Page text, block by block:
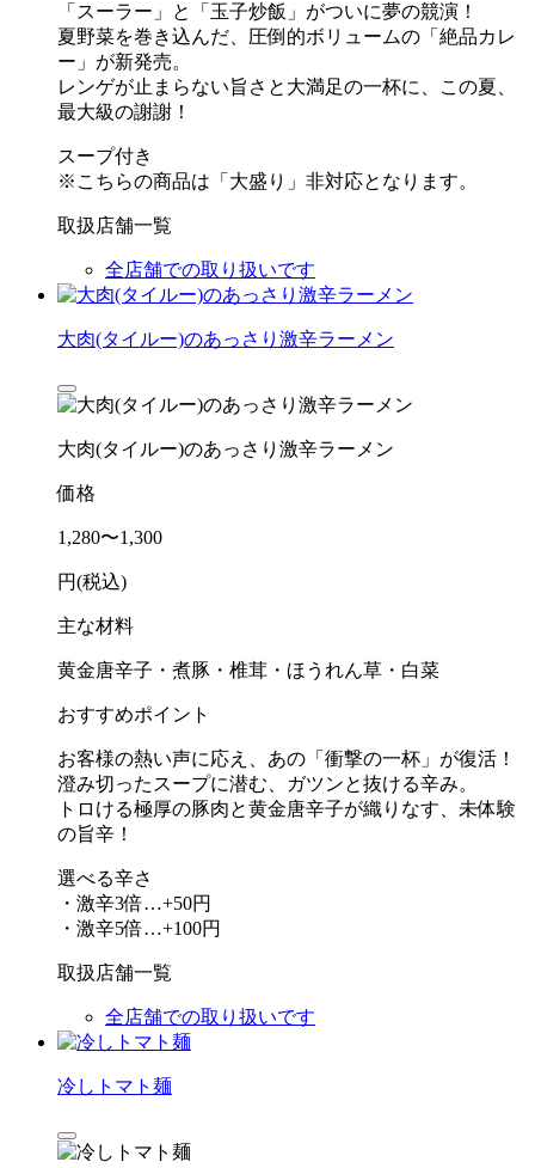
「スーラー」と「玉子炒飯」がついに夢の競演！
夏野菜を巻き込んだ、圧倒的ボリュームの「絶品カレ
ー」が新発売。
レンゲが止まらない旨さと大満足の一杯に、この夏、
最大級の謝謝！
スープ付き
※こちらの商品は「大盛り」非対応となります。
取扱店舗一覧
全店舗での取り扱いです
大肉(タイルー)のあっさり激辛ラーメン
大肉(タイルー)のあっさり激辛ラーメン
価格
1,280〜1,300
円(税込)
主な材料
黄金唐辛子・煮豚・椎茸・ほうれん草・白菜
おすすめポイント
お客様の熱い声に応え、あの「衝撃の一杯」が復活！
澄み切ったスープに潜む、ガツンと抜ける辛み。
トロける極厚の豚肉と黄金唐辛子が織りなす、未体験
の旨辛！
選べる辛さ
・激辛3倍…+50円
・激辛5倍…+100円
取扱店舗一覧
全店舗での取り扱いです
冷しトマト麺